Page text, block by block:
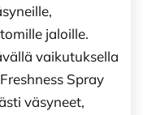
jaloille.
vaikutuksella
Spray
väsyneet,